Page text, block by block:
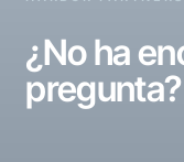
¿No ha
pregunta?